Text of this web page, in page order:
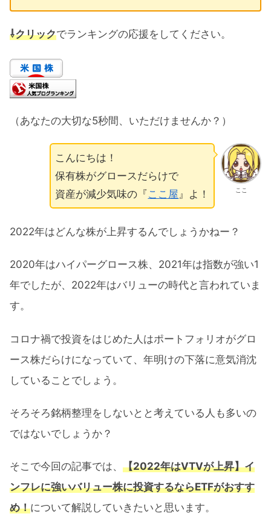
⇩クリックでランキングの応援をしてください。
（あなたの大切な5秒間、いただけませんか？）
ここ
こんにちは！
保有株がグロースだらけで
資産が減少気味の『 ここ屋』よ！
2022年はどんな株が上昇するんでしょうかねー？
2020年はハイパーグロース株、2021年は指数が強い1
年でしたが、2022年はバリューの時代と言われていま
す。
コロナ禍で投資をはじめた人はポートフォリオがグロ
ース株だらけになっていて、年明けの下落に意気消沈
していることでしょう。
そろそろ銘柄整理をしないとと考えている人も多いの
ではないでしょうか？
そこで今回の記事では、 【2022年はVTVが上昇】イ
ンフレに強いバリュー株に投資するならETFがおすす
め！について解説していきたいと思います。